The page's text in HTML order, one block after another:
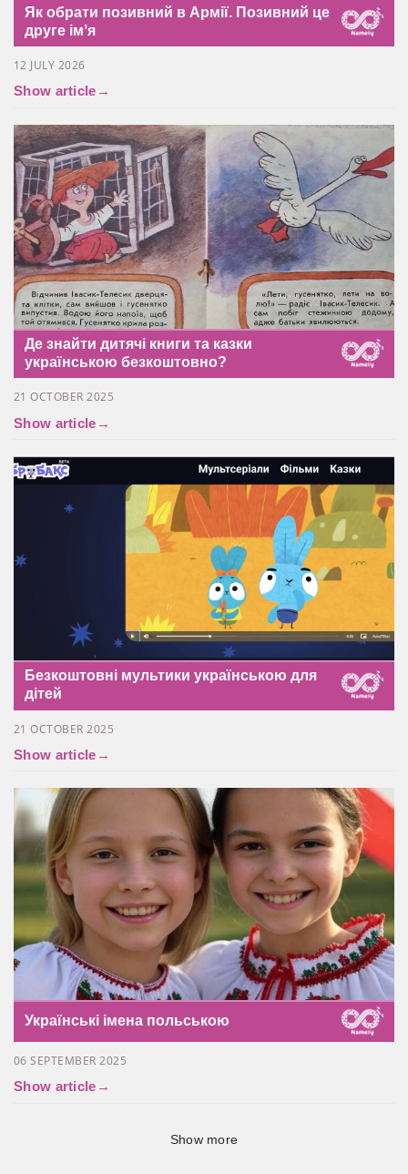
Як обрати позивний в Армії. Позивний це
друге імʼя
12 JULY 2026
Show article →
Де знайти дитячі книги та казки
українською безкоштовно?
21 OCTOBER 2025
Show article →
Безкоштовні мультики українською для
дітей
21 OCTOBER 2025
Show article →
Українські імена польською
06 SEPTEMBER 2025
Show article →
Show more